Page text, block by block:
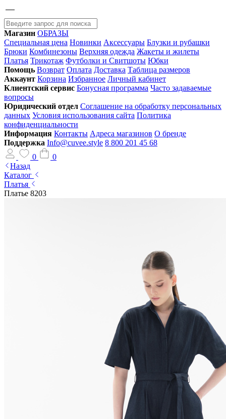
Магазин ОБРАЗЫ
Специальная цена Новинки Аксессуары Блузки и рубашки
Брюки Комбинезоны Верхняя одежда Жакеты и жилеты
Платья Трикотаж Футболки и Свитшоты Юбки
Помощь Возврат Оплата Доставка Таблица размеров
Аккаунт Корзина Избранное Личный кабинет
Клиентский сервис Бонусная программа Часто задаваемые
вопросы
Юридический отдел Соглашение на обработку персональных
данных Условия использования сайта Политика
конфиденциальности
Информация Контакты Адреса магазинов О бренде
Поддержка Info@cuvee.style 8 800 201 45 68
0
0
Назад
Каталог
Платья
Платье 8203